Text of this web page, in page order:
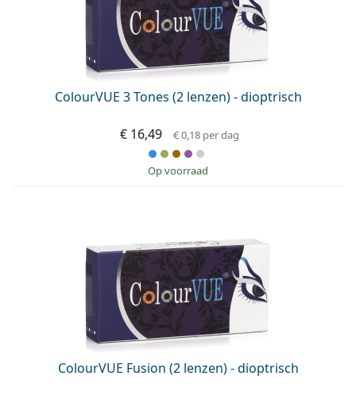
ColourVUE 3 Tones (2 lenzen) - dioptrisch
€ 16,49 € 0,18 per dag
op voorraad
ColourVUE Fusion (2 lenzen) - dioptrisch